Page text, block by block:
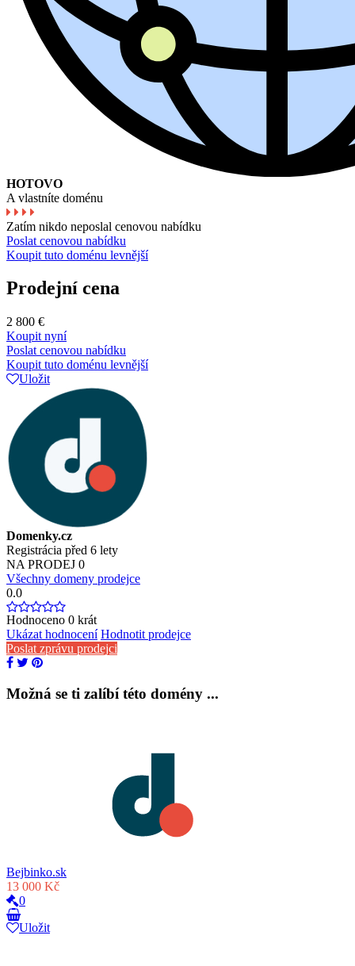
HOTOVO
A vlastníte doménu
Zatím nikdo neposlal cenovou nabídku
Poslat cenovou nabídku
Koupit tuto doménu levnější
Prodejní cena
2 800 €
Koupit nyní
Poslat cenovou nabídku
Koupit tuto doménu levnější
Uložit
Domenky.cz
Registrácia před 6 lety
NA PRODEJ 0
Všechny domeny prodejce
0.0
Hodnoceno 0 krát
Ukázat hodnocení Hodnotit prodejce
Poslat zprávu prodejci
Možná se ti zalíbí této domény ...
Bejbinko.sk
13 000 Kč
0
Uložit